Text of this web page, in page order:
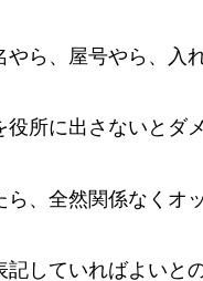
ら、屋号やら、入れ
所に出さないとダ
、全然関係なくオ
していればよいとの